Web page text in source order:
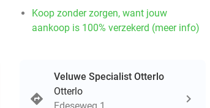
Koop zonder zorgen, want jouw
aankoop is 100% verzekerd (meer info)
Veluwe Specialist Otterlo
Otterlo